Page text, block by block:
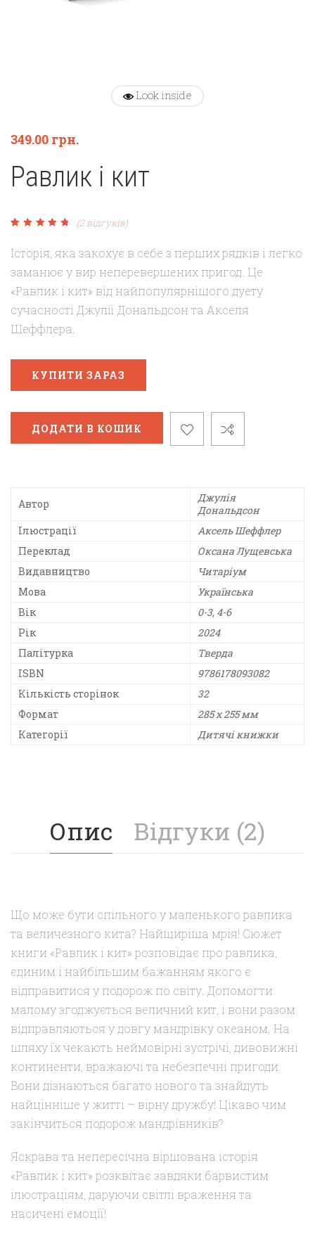
Look inside
349.00 грн.
Равлик і кит
опитування
покупців
(2відгуків)
Історія, яка закохує в себе з перших рядків і легко
заманює у вир неперевершених пригод. Це
«Равлик і кит» від найпопулярнішого дуету
сучасності Джулії Дональдсон та Акселя
Шеффлера.
КУПИТИ ЗАРАЗ
ДОДАТИ В КОШИК
Автор
Джулія
Дональдсон
Ілюстрації
Аксель Шеффлер
Переклад
Оксана Лущевська
Видавництво
Читаріум
Мова
Українська
Вік
0-3, 4-6
Рік
2024
Палітурка
Тверда
ISBN
9786178093082
Кількість сторінок
32
Формат
285 х 255 мм
Категорії
Дитячі книжки
Опис Відгуки (2)
Що може бути спільного у маленького равлика
та величезного кита? Найщиріша мрія! Сюжет
книги «Равлик і кит» розповідає про равлика,
єдиним і найбільшим бажанням якого є
відправитися у подорож по світу. Допомогти
малому згоджується величний кит, і вони разом
відправляються у довгу мандрівку океаном. На
шляху їх чекають неймовірні зустрічі, дивовижні
континенти, вражаючі та небезпечні пригоди.
Вони дізнаються багато нового та знайдуть
найцінніше у житті – вірну дружбу! Цікаво чим
закінчиться подорож мандрівників?
Яскрава та непересічна віршована історія
«Равлик і кит» розквітає завдяки барвистим
ілюстраціям, даруючи світлі враження та
насичені емоції!